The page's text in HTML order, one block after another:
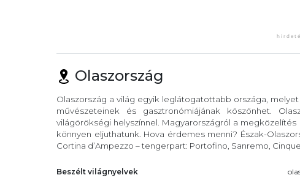
Olaszország
Olaszország a világ egyik leglátogatottabb országa,
művészeteinek és gasztronómiájának köszönhet.
világörökségi helyszínnel. Magyarországról a
könnyen eljuthatunk. Hova érdemes menni? Észak-
Cortina d’Ampezzo – tengerpart: Portofino, Sanremo,
Beszélt világnyelvek